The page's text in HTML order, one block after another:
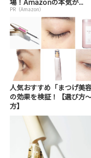
場！Amazonの本気が...
PR（Amazon）
人気おすすめ「まつげ美容
の効果を検証！【選び方
方】